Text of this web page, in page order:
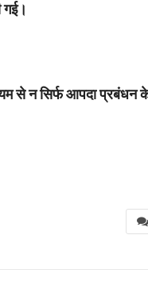
गई।
से न सिर्फ आपदा प्रबंधन